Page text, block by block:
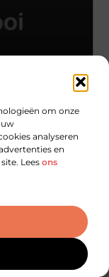
om onze
analyseren
en
Lees ons
je verholpen
in Ede. Je
goed door